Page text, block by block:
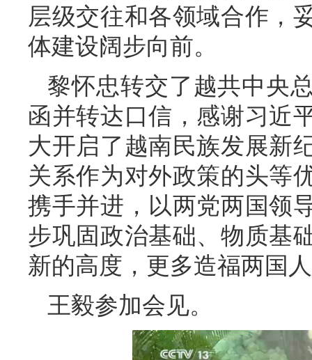
层级交往和各领域合作，
体建设阔步向前。
黎怀忠转交了越共中央
函并转达口信，感谢习近
大开启了越南民族发展新
关系作为对外政策的头等
携手并进，以两党两国领
步巩固政治基础、物质基
新的高度，更多造福两国
王毅参加会见。